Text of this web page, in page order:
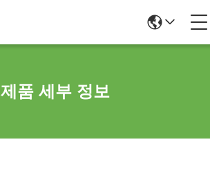
제품 세부 정보